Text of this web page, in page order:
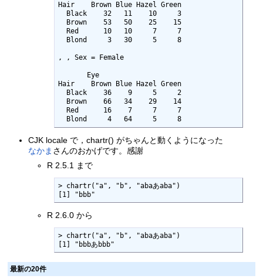
Hair    Brown Blue Hazel Green
, , Sex = Female
Hair    Brown Blue Hazel Green
  Blond     4   64     5     8
CJK locale で，chartr() がちゃんと動くようになった
なかま さんのおかげです。感謝
R 2.5.1 まで
> chartr("a", "b", "abaあaba")
[1] "bbb"
R 2.6.0 から
> chartr("a", "b", "abaあaba")
[1] "bbbあbbb"
最新の20件